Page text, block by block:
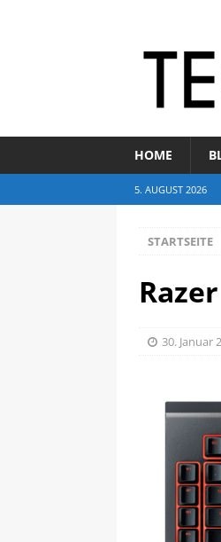
HOME
5. AUGUST 2026
STARTSEITE
30. Januar